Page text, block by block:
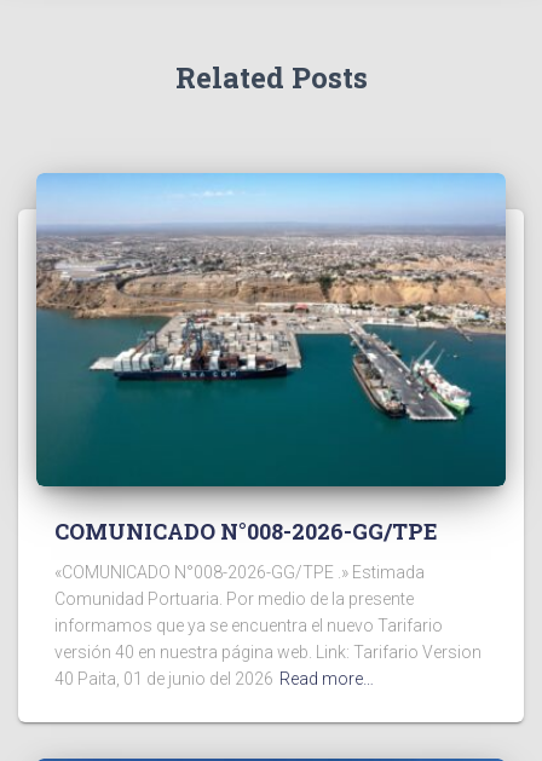
Related Posts
COMUNICADO N°008-2026-GG/TPE
«COMUNICADO N°008-2026-GG/TPE .» Estimada
Comunidad Portuaria. Por medio de la presente
informamos que ya se encuentra el nuevo Tarifario
versión 40 en nuestra página web. Link: Tarifario Version
40 Paita, 01 de junio del 2026 Read more…